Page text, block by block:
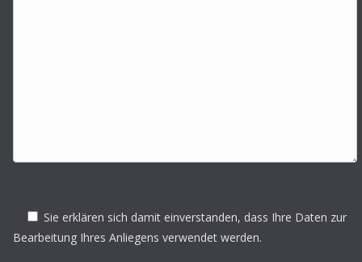
Sie erklären sich damit einverstanden, dass Ihre Daten zur
Bearbeitung Ihres Anliegens verwendet werden.